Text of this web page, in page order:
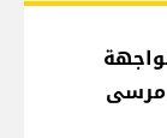
مرسى